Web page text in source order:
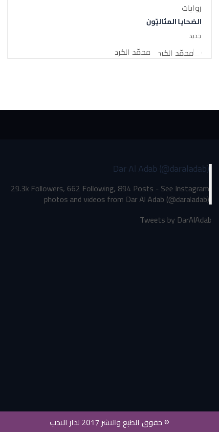
روايات
الضحايا المثاليّون
جديد
محمّد الكرد
Dar Al Adab (@daraladab)
29.3k Followers, 662 Following, 894 Posts - See Instagram
photos and videos from Dar Al Adab (@daraladab)
Tweets by DarAlAdab
© حقوق الطبع والنشر 2017 لدار الادب